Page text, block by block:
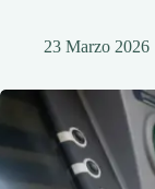
23 Marzo 2026